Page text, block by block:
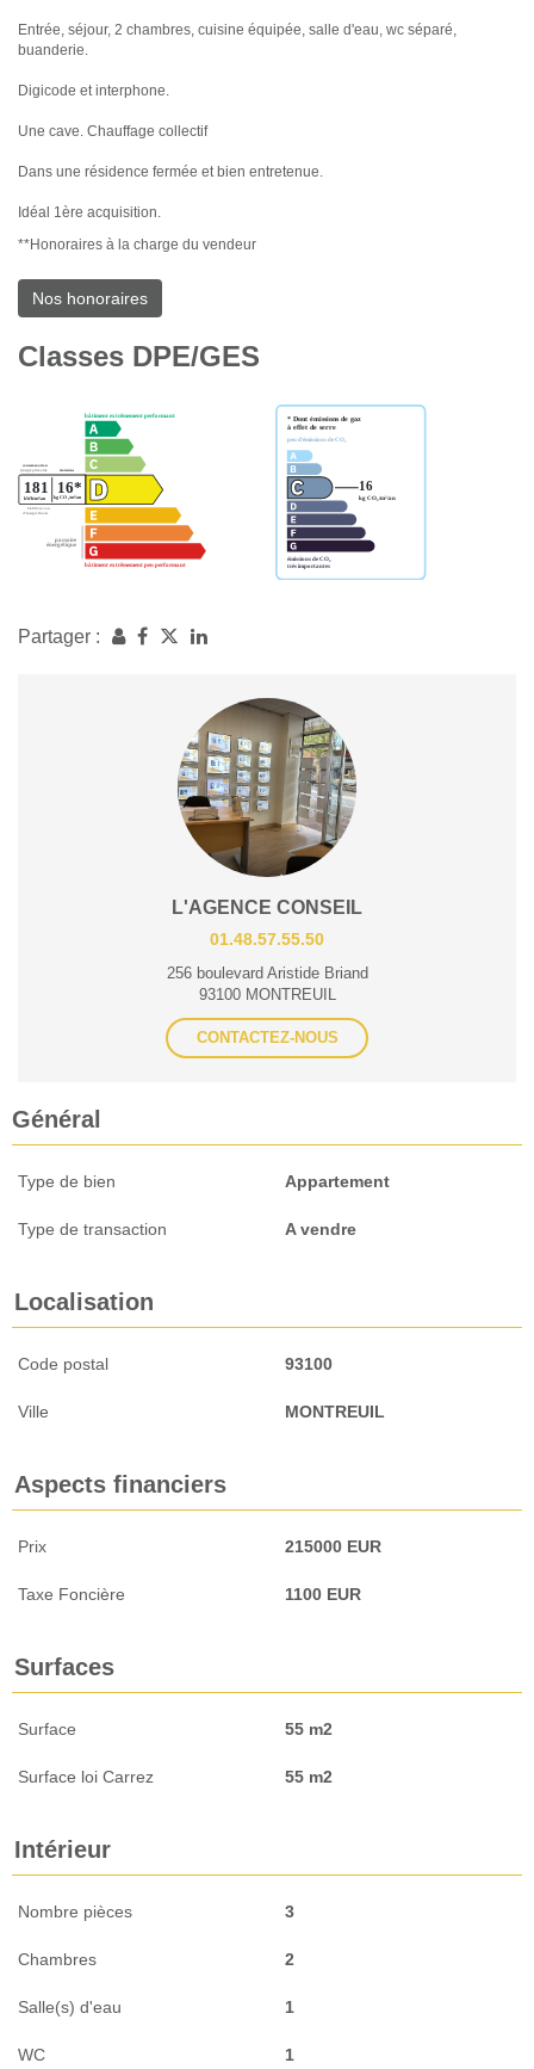
Entrée, séjour, 2 chambres, cuisine équipée, salle d'eau, wc séparé,
buanderie.
Digicode et interphone.
Une cave. Chauffage collectif
Dans une résidence fermée et bien entretenue.
Idéal 1ère acquisition.
**Honoraires à la charge du vendeur
Nos honoraires
Classes DPE/GES
Partager :
L'AGENCE CONSEIL
01.48.57.55.50
256 boulevard Aristide Briand
93100 MONTREUIL
CONTACTEZ-NOUS
Général
Type de bien Appartement
Type de transaction A vendre
Localisation
Code postal 93100
Ville MONTREUIL
Aspects financiers
Prix 215000 EUR
Taxe Foncière 1100 EUR
Surfaces
Surface 55 m2
Surface loi Carrez 55 m2
Intérieur
Nombre pièces 3
Chambres 2
Salle(s) d'eau 1
WC 1